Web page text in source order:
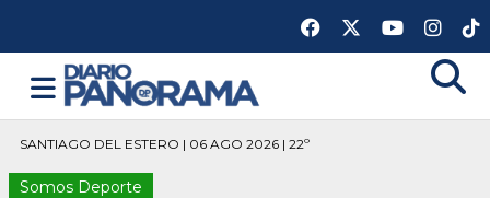
SANTIAGO DEL ESTERO | 06 AGO 2026 | 22º
Somos Deporte